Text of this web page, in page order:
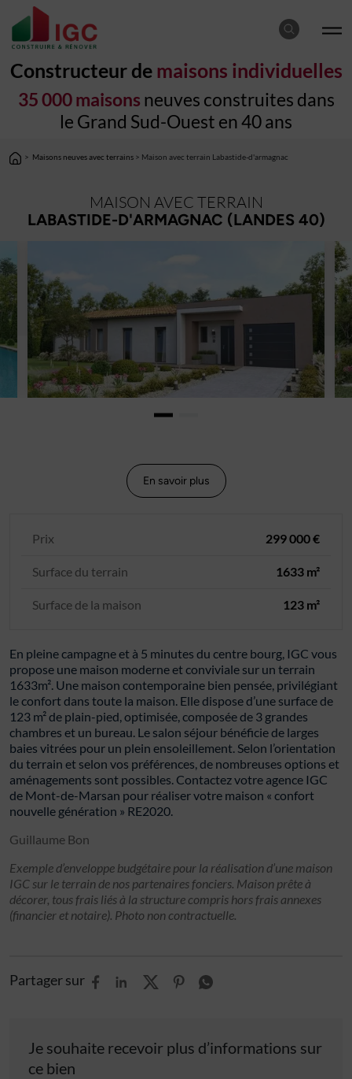
Constructeur de maisons individuelles
35 000 maisons neuves construites dans
le Grand Sud-Ouest en 40 ans
> Maisons neuves avec terrains > Maison avec terrain Labastide-d'armagnac
MAISON AVEC TERRAIN
LABASTIDE-D'ARMAGNAC (LANDES 40)
En savoir plus
Prix 299 000 €
Surface du terrain 1633 m²
Surface de la maison 123 m²
En pleine campagne et à 5 minutes du centre bourg, IGC vous
propose une maison moderne et conviviale sur un terrain
1633m². Une maison contemporaine bien pensée, privilégiant
le confort dans toute la maison. Elle dispose d’une surface de
123 m² de plain-pied, optimisée, composée de 3 grandes
chambres et un bureau. Le salon séjour bénéficie de larges
baies vitrées pour un plein ensoleillement. Selon l’orientation
du terrain et selon vos préférences, de nombreuses options et
aménagements sont possibles. Contactez votre agence IGC
de Mont-de-Marsan pour réaliser votre maison « confort
nouvelle génération » RE2020.
Guillaume Bon
Exemple d’enveloppe budgétaire pour la réalisation d’une maison
IGC sur le terrain de nos partenaires fonciers. Maison prête à
décorer, tous frais liés à la structure compris hors frais annexes
(financier et notaire). Photo non contractuelle.
Partager sur
Je souhaite recevoir plus d’informations sur
ce bien